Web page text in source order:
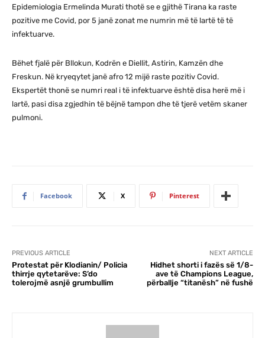
Epidemiologia Ermelinda Murati thotë se e gjithë Tirana ka raste
pozitive me Covid, por 5 janë zonat me numrin më të lartë të të
infektuarve.
Bëhet fjalë për Bllokun, Kodrën e Diellit, Astirin, Kamzën dhe
Freskun. Në kryeqytet janë afro 12 mijë raste pozitiv Covid.
Ekspertët thonë se numri real i të infektuarve është disa herë më i
lartë, pasi disa zgjedhin të bëjnë tampon dhe të tjerë vetëm skaner
pulmoni.
Facebook X Pinterest
PREVIOUS ARTICLE
Protestat për Klodianin/ Policia
thirrje qytetarëve: S’do
tolerojmë asnjë grumbullim
NEXT ARTICLE
Hidhet shorti i fazës së 1/8-
ave të Champions League,
përballje “titanësh” në fushë